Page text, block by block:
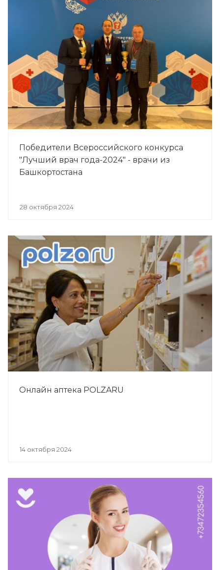
Победители Всероссийского конкурса
"Лучший врач года-2024" - врачи из
Башкортостана
28 октября 2024
Онлайн аптека POLZARU
14 октября 2024